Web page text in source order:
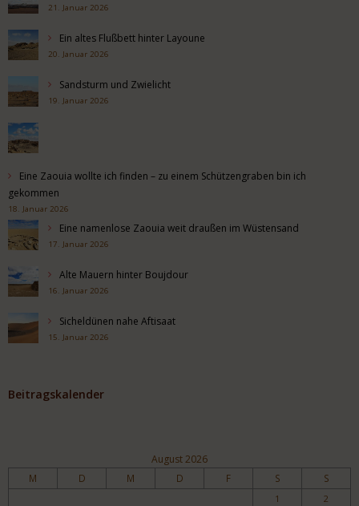
21. Januar 2026
Ein altes Flußbett hinter Layoune
20. Januar 2026
Sandsturm und Zwielicht
19. Januar 2026
Eine Zaouia wollte ich finden – zu einem Schützengraben bin ich
gekommen
18. Januar 2026
Eine namenlose Zaouia weit draußen im Wüstensand
17. Januar 2026
Alte Mauern hinter Boujdour
16. Januar 2026
Sicheldünen nahe Aftisaat
15. Januar 2026
Beitragskalender
August 2026
M D M D F S S
1
2